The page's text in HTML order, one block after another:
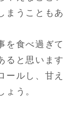
まうこともあ
を食べ過ぎて
ると思います
ールし、甘え
ょう。